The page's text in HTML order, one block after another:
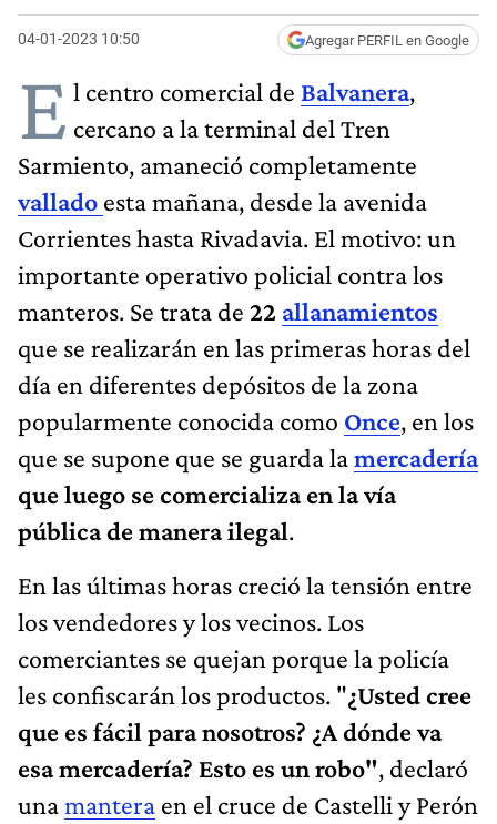
04-01-2023 10:50 Agregar PERFIL en Google
E l centro comercial de Balvanera,
cercano a la terminal del Tren
Sarmiento, amaneció completamente
vallado esta mañana, desde la avenida
Corrientes hasta Rivadavia. El motivo: un
importante operativo policial contra los
manteros. Se trata de 22 allanamientos
que se realizarán en las primeras horas del
día en diferentes depósitos de la zona
popularmente conocida como Once, en los
que se supone que se guarda lamercadería
que luego se comercializa en la vía
pública de manera ilegal.
En las últimas horas creció la tensión entre
los vendedores y los vecinos. Los
comerciantes se quejan porque la policía
les confiscarán los productos. "¿Usted cree
que es fácil para nosotros? ¿A dónde va
esa mercadería? Esto es un robo", declaró
unamantera en el cruce de Castelli y Perón